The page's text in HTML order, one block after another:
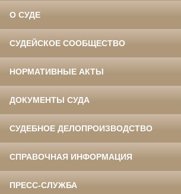
О СУДЕ
СУДЕЙСКОЕ СООБЩЕСТВО
НОРМАТИВНЫЕ АКТЫ
ДОКУМЕНТЫ СУДА
СУДЕБНОЕ ДЕЛОПРОИЗВОДСТВО
СПРАВОЧНАЯ ИНФОРМАЦИЯ
ПРЕСС-СЛУЖБА